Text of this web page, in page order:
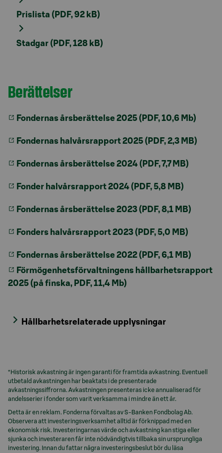
Prislista (PDF, 92 kB)
Stadgar (PDF, 128 kB)
Berättelser
Fondernas årsberättelse 2025 (PDF, 10,6 Mb)
Fondernas halvårsrapport 2025 (PDF, 2,3 MB)
Fondernas årsberättelse 2024 (PDF, 7,7 MB)
Fonder halvårsrapport 2024 (PDF, 5,8 MB)
Fondernas årsberättelse 2023 (PDF, 8,1 MB)
Fonders halvårsrapport 2023 (PDF, 5,0 MB)
Fondernas årsberättelse 2022 (PDF, 6,1 MB)
Förmögenhetsförvaltningens hållbarhetsrapport
2025 (på finska, PDF, 11,4 Mb)
Hållbarhetsrelaterade upplysningar
*Historisk avkastning är ingen garanti för framtida avkastning. Eventuell
utbetald avkastningen har beaktats i de presenterade
avkastningssiffrorna. Avkastningen presenteras icke annualiserad för
andelsserier i fonder som varit verksamma i mindre än ett år.
Detta är en reklam. Fonderna förvaltas av S-Banken Fondbolag Ab.
Observera att investeringsverksamhet alltid är förknippad med en
ekonomisk risk. Investeringarnas värde och avkastning kan stiga eller
sjunka och investeraren får inte nödvändigtvis tillbaka sin ursprungliga
investering. Innan du fattar några investeringsbeslut bör du läsa